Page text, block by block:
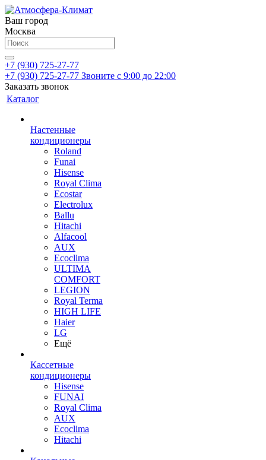
Ваш город
Москва
+7 (930) 725-27-77
+7 (930) 725-27-77 Звоните с 9:00 до 22:00
Заказать звонок
Каталог
Настенные
кондиционеры
Roland
Funai
Hisense
Royal Clima
Ecostar
Electrolux
Ballu
Hitachi
Alfacool
AUX
Ecoclima
ULTIMA
COMFORT
LEGION
Royal Terma
HIGH LIFE
Haier
LG
Ещё
Кассетные
кондиционеры
Hisense
FUNAI
Royal Clima
AUX
Ecoclima
Hitachi